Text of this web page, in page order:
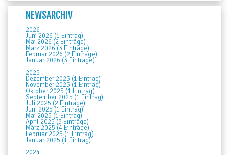
NEWSARCHIV
2026
Juni 2026 (1 Eintrag)
Mai 2026 (2 Einträge)
März 2026 (3 Einträge)
Februar 2026 (2 Einträge)
Januar 2026 (3 Einträge)
2025
Dezember 2025 (1 Eintrag)
November 2025 (1 Eintrag)
Oktober 2025 (1 Eintrag)
September 2025 (1 Eintrag)
Juli 2025 (2 Einträge)
Juni 2025 (1 Eintrag)
Mai 2025 (1 Eintrag)
April 2025 (3 Einträge)
März 2025 (4 Einträge)
Februar 2025 (1 Eintrag)
Januar 2025 (1 Eintrag)
2024